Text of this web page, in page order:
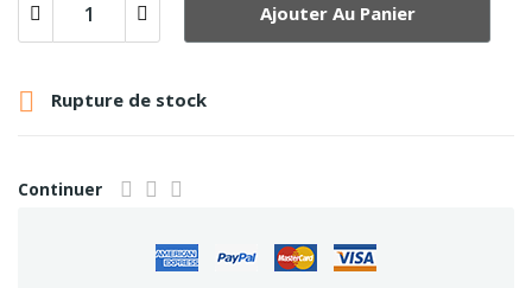
Ajouter Au Panier
 Rupture de stock
Continuer